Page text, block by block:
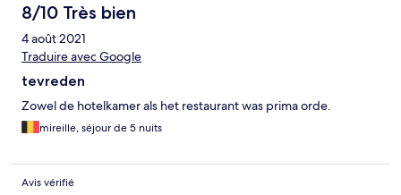
8/10 Très bien
4 août 2021
Traduire avec Google
tevreden
Zowel de hotelkamer als het restaurant was prima orde.
mireille, séjour de 5 nuits
Avis vérifié